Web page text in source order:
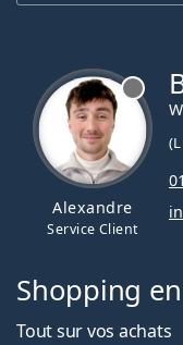
Alexandre
Service Client
Shopping
Tout sur vos achats